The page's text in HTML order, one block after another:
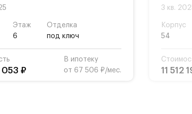
Этаж
6
Отделка
под ключ
053 ₽
В ипотеку
от 67 506 ₽/мес.
3 кв.
Корпус
54
11 512